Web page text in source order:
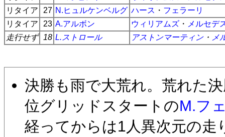
リタイア
27 N.ヒュルケンベルグ ハース ・ フェラーリ
リタイア
23 A.アルボン ウィリアムズ ・ メルセデ
走行せず
18 L.ストロール アストンマーティン・ メ
決勝も雨で大荒れ。荒れた
位グリッドスタートのM.フ
経ってからは1人異次元の走